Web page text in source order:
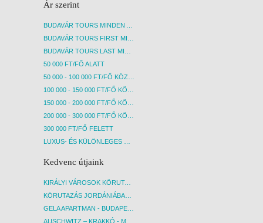
Ár szerint
50 000 FT/FŐ ALATT
300 000 FT/FŐ FELETT
Kedvenc útjaink
KIRÁLYI VÁROSOK KÖRUTAZÁS KÖZVETLEN REPÜLŐJÁRATTAL - BUDAPEST, REPÜLŐ